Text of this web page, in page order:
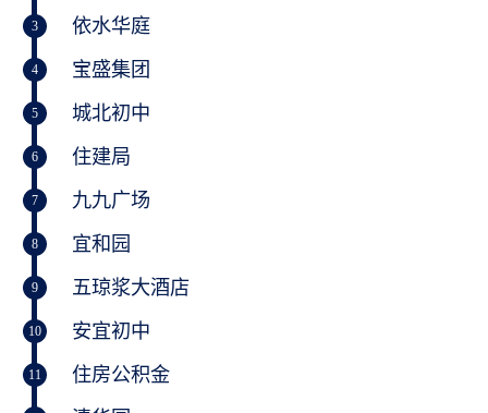
3 依水华庭
4 宝盛集团
5 城北初中
6 住建局
7 九九广场
8 宜和园
9 五琼浆大酒店
10 安宜初中
11 住房公积金